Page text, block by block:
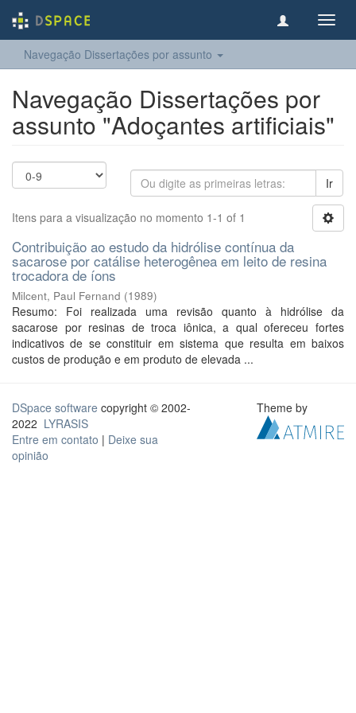
Navegação Dissertações por assunto
Navegação Dissertações por
assunto "Adoçantes artificiais"
Ir
Itens para a visualização no momento 1-1 of 1
Contribuição ao estudo da hidrólise contínua da
sacarose por catálise heterogênea em leito de resina
trocadora de íons
Milcent, Paul Fernand (1989)
Resumo: Foi realizada uma revisão quanto à hidrólise da
sacarose por resinas de troca iônica, a qual ofereceu fortes
indicativos de se constituir em sistema que resulta em baixos
custos de produção e em produto de elevada ...
DSpace software copyright © 2002-
2022 LYRASIS
Entre em contato | Deixe sua
opinião
Theme by